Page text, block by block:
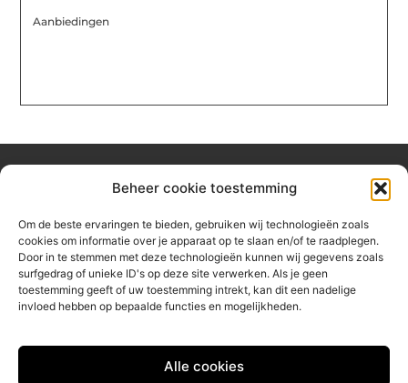
Beheer cookie toestemming
Om de beste ervaringen te bieden, gebruiken wij technologieën zoals
cookies om informatie over je apparaat op te slaan en/of te raadplegen.
Door in te stemmen met deze technologieën kunnen wij gegevens zoals
surfgedrag of unieke ID's op deze site verwerken. Als je geen
toestemming geeft of uw toestemming intrekt, kan dit een nadelige
invloed hebben op bepaalde functies en mogelijkheden.
Alle cookies
Aanbiedingen
Jouw gids voor inspiratie en tips uit het dagelijks leven.
Ontdek een brede verzameling blogs en artikelen die je helpen
om het meeste uit elke dag te halen, met praktische adviezen
en verrassende inzichten.
Bericht categorie